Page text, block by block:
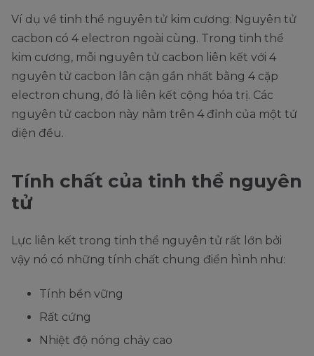
Ví dụ về tinh thể nguyên tử kim cương: Nguyên tử
cacbon có 4 electron ngoài cùng. Trong tinh thể
kim cương, mỗi nguyên tử cacbon liên kết với 4
nguyên tử cacbon lân cận gần nhất bằng 4 cặp
electron chung, đó là liên kết cộng hóa trị. Các
nguyên tử cacbon này nằm trên 4 đỉnh của một tứ
diện đều.
Tính chất của tinh thể nguyên
tử
Lực liên kết trong tinh thể nguyên tử rất lớn bởi
vậy nó có những tính chất chung điển hình như:
Tính bền vững
Rất cứng
Nhiệt độ nóng chảy cao